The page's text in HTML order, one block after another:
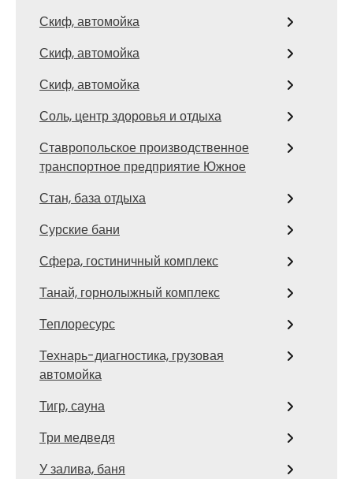
Скиф, автомойка
Скиф, автомойка
Скиф, автомойка
Соль, центр здоровья и отдыха
Ставропольское производственное
транспортное предприятие Южное
Стан, база отдыха
Сурские бани
Сфера, гостиничный комплекс
Танай, горнолыжный комплекс
Теплоресурс
Технарь-диагностика, грузовая
автомойка
Тигр, сауна
Три медведя
У залива, баня